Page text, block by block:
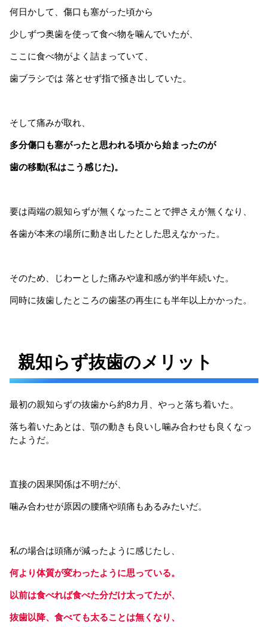
何日かして、傷口も塞がった頃から
少しずつ奥歯を使って食べ物を噛んでいたが、
ここに食べ物がよく詰まっていて、
歯ブラシでは 落とせず指で掻き出していた。
そして痛みが取れ、
多分傷口も塞がったと思われる頃から始まったのが
歯の移動(私はこう感じた)。
要は両端の親知らずが無くなったことで押さえが無くなり、
各歯が本来の場所に動き出したとした思えなかった。
そのため、じわーとした痛みや違和感が約半年続いた。
同時に抜歯したところの歯茎の再生にも半年以上かかった。
親知らず抜歯のメリット
最初の親知らずの抜歯から約8カ月、やっと落ち着いた。
落ち着いたあとは、顎の動きも良いし噛み合わせも良くなっ
たようだ。
直接の因果関係は不明だが、
噛み合わせが原因の腰痛や頭痛もあるみたいだ。
私の場合は頭痛が減ったように感じたし、
何より体質が変わったように思っている。
以前は食べれば食べた分だけ太ってたが、
抜歯以降、食べても太ることは無くなり、